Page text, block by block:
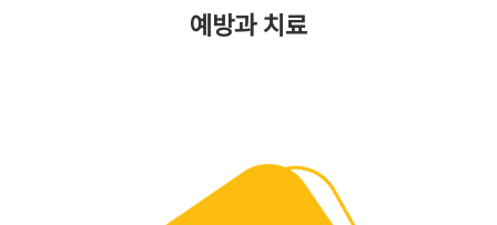
예방과 치료